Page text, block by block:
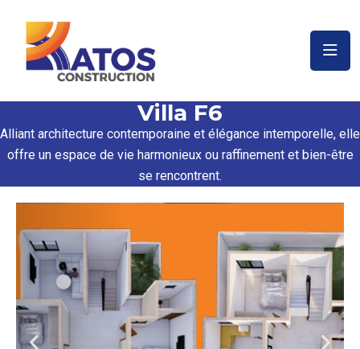
Villa F6
Alliant architecture contemporaine et élégance intemporelle, elle
offre un espace de vie harmonieux ou raffinement et bien-être
se rencontrent.